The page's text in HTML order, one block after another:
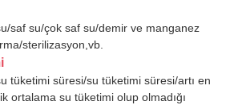
saf su/çok saf su/demir ve manganez
sterilizasyon,vb.
tüketimi süresi/su tüketimi süresi/artı en
ortalama su tüketimi olup olmadığı